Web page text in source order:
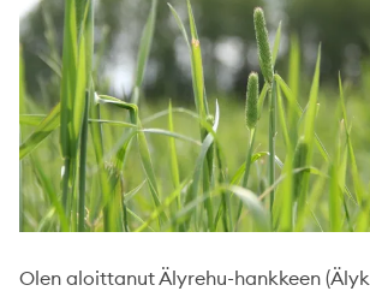
Olen aloittanut Älyrehu-hankkeen